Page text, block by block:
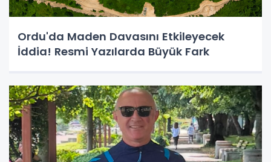
Ordu'da Maden Davasını Etkileyecek
İddia! Resmi Yazılarda Büyük Fark